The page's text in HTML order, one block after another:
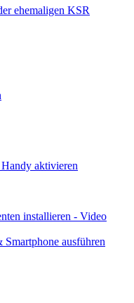
ehemaligen KSR
aktivieren
installieren - Video
ausführen